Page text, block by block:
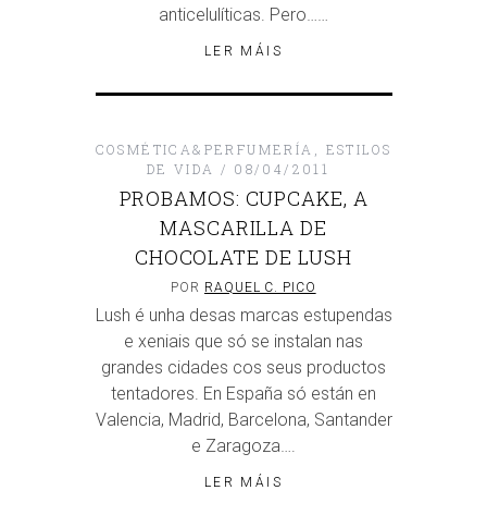
anticelulíticas. Pero……
LER MÁIS
COSMÉTICA&PERFUMERÍA
ESTILOS
DE VIDA
08/04/2011
PROBAMOS: CUPCAKE, A
MASCARILLA DE
CHOCOLATE DE LUSH
POR RAQUEL C. PICO
Lush é unha desas marcas estupendas
e xeniais que só se instalan nas
grandes cidades cos seus productos
tentadores. En España só están en
Valencia, Madrid, Barcelona, Santander
e Zaragoza….
LER MÁIS